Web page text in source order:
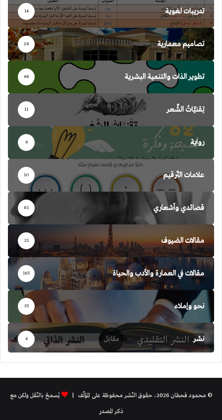
تدريبات لغوية 14
تصاميم معمارية 28
تطوير الذات والتنمية البشرية 68
تِقنيَّاتُ الشِّعر 11
رواية 6
علامات التّرقيم 10
قصائدي وأشعاري 81
مقالات الضيوف 21
مقالات في العمارة والأدب والحياة 165
نحو وإملاء 35
نشر 4
© محمود قحطان 2026، حقوق النّشر محفوظة على المؤلّف |
يُسمحُ بالنّقل ولكن مع
ذكر المصدر